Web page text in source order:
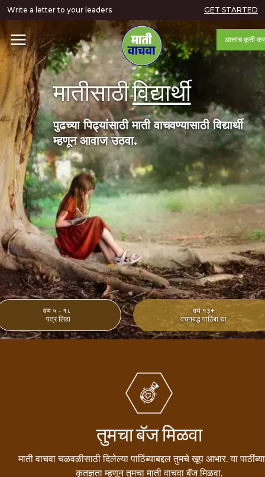
Write a letter to your leaders GET STARTED
आत्ताच कृती
मातीसाठीविद्यार्थी
पुढच्या पिढ्यांसाठी माती वाचवण्यासाठी विद्यार्थी
म्हणून आवाज उठवा.
वय ५ - १८
पत्र लिहा
वय १३+
वचनबद्ध पाठिंबा द्या
तुमचा बॅज मिळवा
माती वाचवा चळवळीसाठी दिलेल्या पाठिंब्याबद्दल तुमचे खूप आभार. या
कृतज्ञता म्हणून तुमचा माती वाचवा बॅज मिळवा.